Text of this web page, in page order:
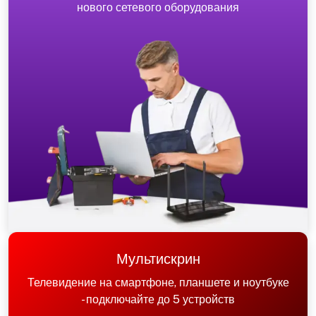
нового сетевого оборудования
Мультискрин
Телевидение на смартфоне, планшете и ноутбуке
- подключайте до 5 устройств